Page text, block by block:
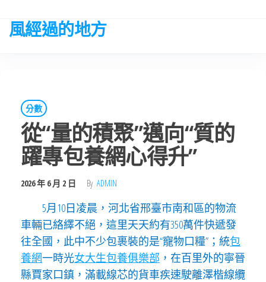
the
風經過的地方
分數
從“量的積聚”邁向“質的
躍專包養網心得升”
2026 年 6 月 2 日 By ADMIN
5月10日凌晨，河北省邢臺市南和區的物流
車輛已絡繹不絕，這里天天約有350萬件快遞發
往全國，此中不少包裹裝的是“寵物口糧”；統包
養網一時光女大生包養俱樂部 ，在百里外的寧晉
縣賈家口鎮，滿載線芯的貨車疾速駛離澤楷線纜